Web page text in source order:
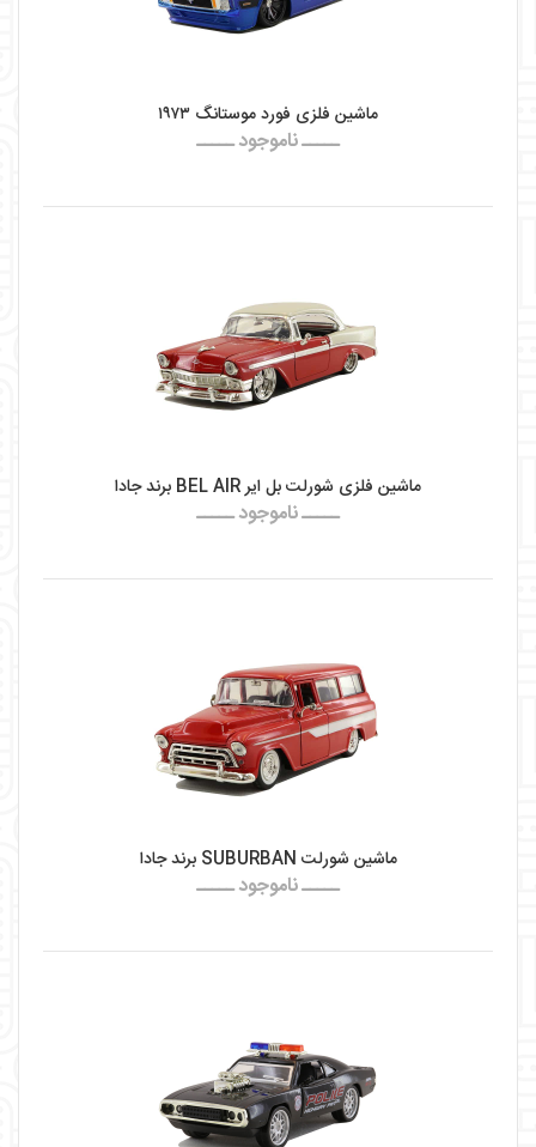
ماشین فلزی فورد موستانگ ۱۹۷۳
ـــــ ناموجود ـــــ
ماشین فلزی شورلت بل ایر BEL AIR برند جادا
ـــــ ناموجود ـــــ
ماشین شورلت SUBURBAN برند جادا
ـــــ ناموجود ـــــ